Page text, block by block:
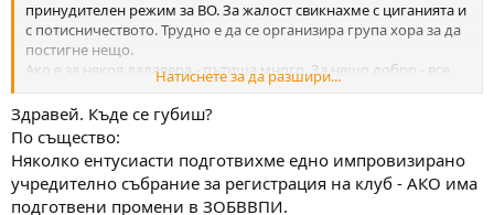
принудителен режим за ВО. За жалост свикнахме с циганията и
с потисничеството. Трудно е да се организира група хора за да
постигне нещо.
Ако е за някоя далавера - пътища много. За нещо добро - все
някоя "тънка вратичка" трябва да се търси.
1. До къде стигнахте с организацията за клуб?
2. Ако не е вредно - какво става с "делото" от доносника?
Трябва ли някаква подкрепа за организиране на клуб?
Поздрави!
Натиснете за да разшири...
Здравей. Къде се губиш?
По същество:
Няколко ентусиасти подготвихме едно импровизирано
учредително събрание за регистрация на клуб - АКО има
подготвени промени в ЗОБВВПИ.